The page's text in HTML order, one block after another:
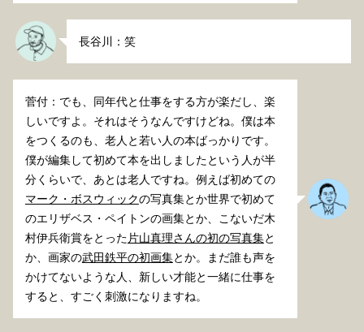
長谷川：笑
菅付：でも、同年代と仕事をする方が楽だし、楽
しいですよ。それはそうなんですけどね。僕は本
をつくるのも、老人と若い人の本ばっかりです。
僕が編集して初めて本を出しましたという人が半
分くらいで、あとは老人ですね。例えば初めての
マーク・ボスウィックの写真集とか世界で初めて
のエリザベス・ペイトンの画集とか、こないだ木
村伊兵衛賞をとった片山真理さんの初の写真集と
か、画家の武田鉄平の初画集とか。まだ誰も声を
かけてないような人、新しい才能と一緒に仕事を
すると、すごく刺激になりますね。